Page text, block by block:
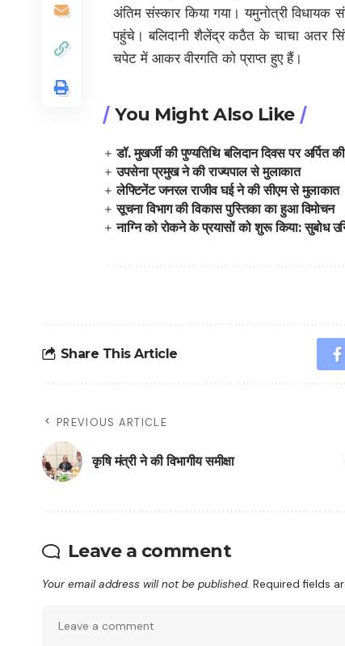
अंतिम संस्कार किया गया। यमुनोत्री विधायक
पहुंचे। बलिदानी शैलेंद्र कठैत के चाचा अतर
चपेट में आकर वीरगति को प्राप्त हुए हैं।
You Might Also Like
डॉ. मुखर्जी की पुण्यतिथि बलिदान दिवस पर अर्पित
उपसेना प्रमुख ने की राज्यपाल से मुलाकात
लेफ्टिनेंट जनरल राजीव घई ने की सीएम से मुलाकात
सूचना विभाग की विकास पुस्तिका का हुआ विमोचन
नाग्नि को रोकने के प्रयासों को शुरू किया: सुबोध
Share This Article
PREVIOUS ARTICLE
कृषि मंत्री ने की विभागीय समीक्षा
Leave a comment
Your email address will not be published. Required fields